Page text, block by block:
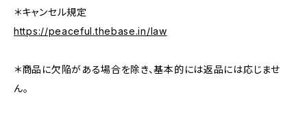
＊キャンセル規定
https://peaceful.thebase.in/law
＊商品に欠陥がある場合を除き、基本的には返品には応じませ
ん。